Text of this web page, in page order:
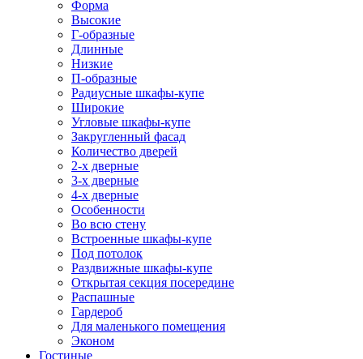
Форма
Высокие
Г-образные
Длинные
Низкие
П-образные
Радиусные шкафы-купе
Широкие
Угловые шкафы-купе
Закругленный фасад
Количество дверей
2-х дверные
3-х дверные
4-х дверные
Особенности
Во всю стену
Встроенные шкафы-купе
Под потолок
Раздвижные шкафы-купе
Открытая секция посередине
Распашные
Гардероб
Для маленького помещения
Эконом
Гостиные